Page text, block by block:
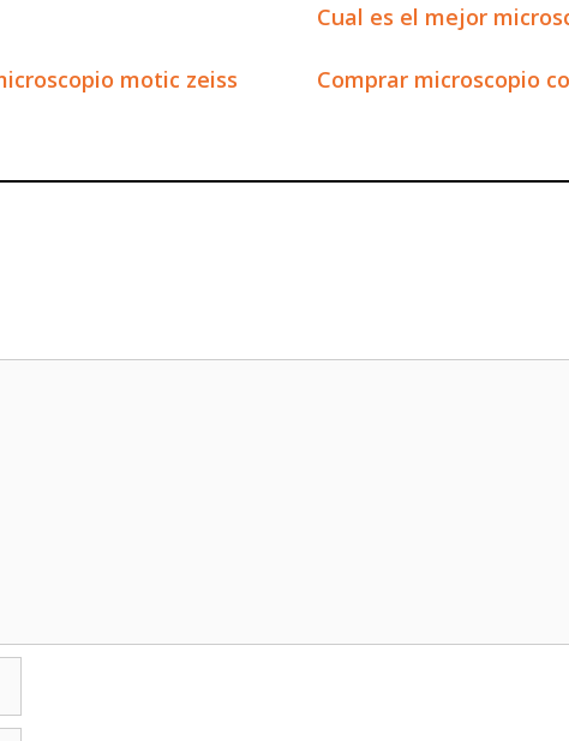
Cual es el mejor
motic zeiss
Comprar microscopio